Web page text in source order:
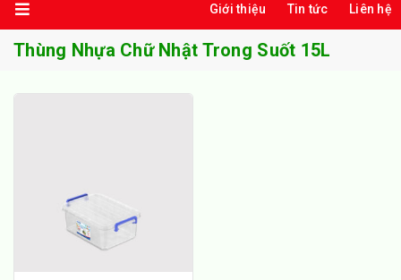
Giới thiệu Tin tức Liên hệ
Thùng Nhựa Chữ Nhật Trong Suốt 15L